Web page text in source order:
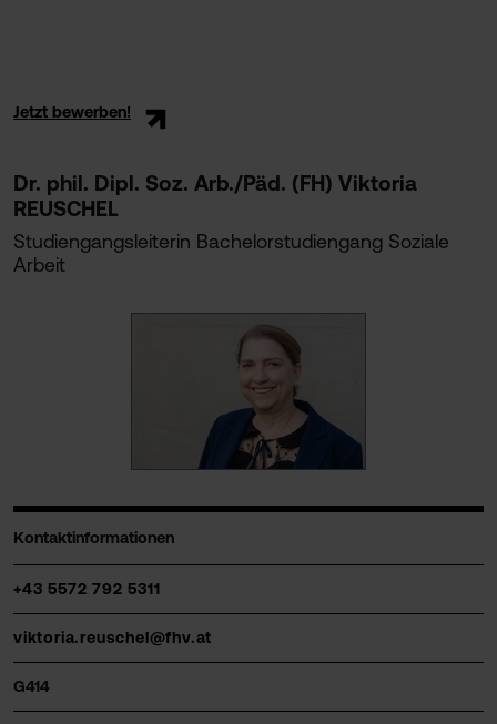
Jetzt bewerben!
Dr. phil. Dipl. Soz. Arb./Päd. (FH) Viktoria
REUSCHEL
Studiengangsleiterin Bachelorstudiengang Soziale
Arbeit
Kontaktinformationen
+43 5572 792 5311
viktoria.reuschel@fhv.at
G414